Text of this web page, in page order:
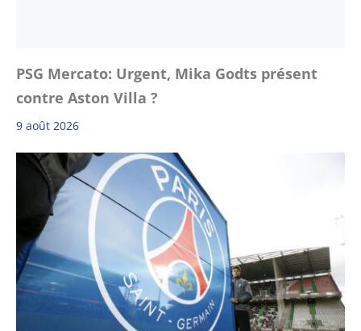
PSG Mercato: Urgent, Mika Godts présent
contre Aston Villa ?
9 août 2026